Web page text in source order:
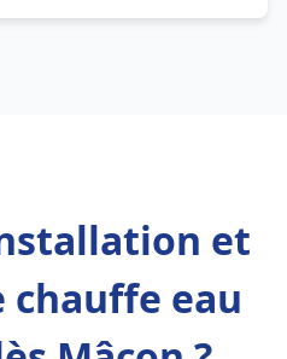
et
chauffe eau